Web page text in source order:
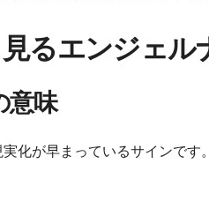
るエンジェル
意味
実化が早まっているサインで